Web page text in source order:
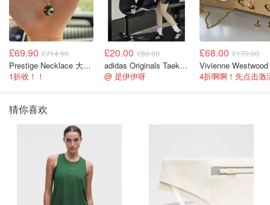
£69.90 £714.90
Prestige Necklace 大溪地珍珠项链 10-11mm
1折收！！
£20.00 £80.00
adidas Originals Taekwondo 女款黑色运动鞋
@ 是伊伊呀
£68.00 £170.00
猜你喜欢